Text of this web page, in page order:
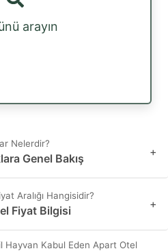
arayın
Nelerdir?
Genel Bakış +
Aralığı Hangisidir?
Fiyat Bilgisi +
Hayvan Kabul Eden Apart Otel